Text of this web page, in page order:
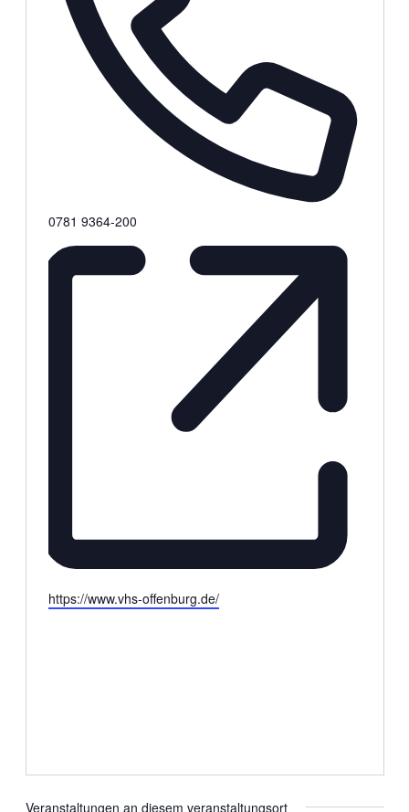
Telefon
0781 9364-200
Webseite
https://www.vhs-offenburg.de/
Veranstaltungen an diesem veranstaltungsort